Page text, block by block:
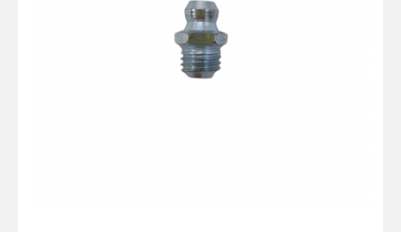
Запчасти кузова и зеркала